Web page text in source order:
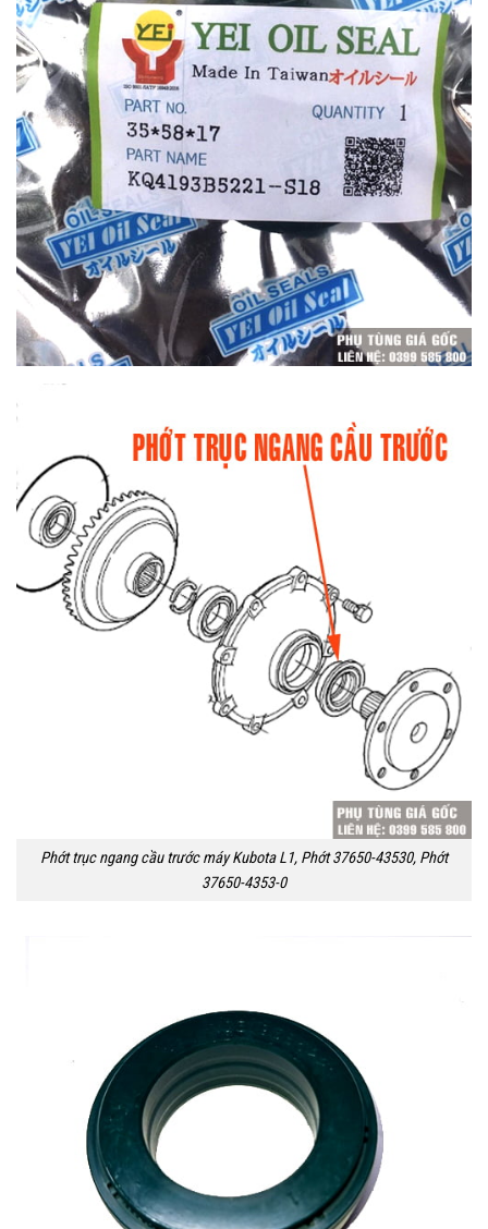
Phớt trục ngang cầu trước máy Kubota L1, Phớt 37650-43530, Phớt
37650-4353-0